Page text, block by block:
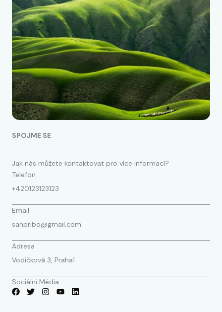
SPOJME SE
Jak nás můžete kontaktovat pro více informací?
Telefon
+420123123123
Email
sanpribo@gmail.com
Adresa
Vodičková 3, Praha1
Sociální Média